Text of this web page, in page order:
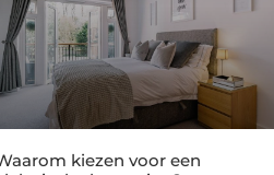
kiezen voor een